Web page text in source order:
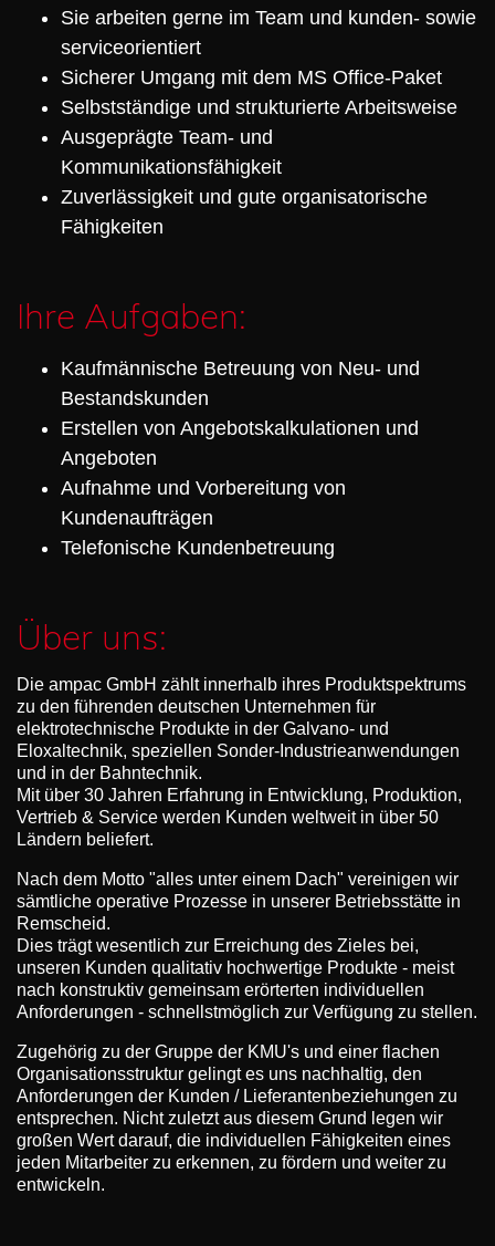
Sie arbeiten gerne im Team und kunden- sowie
serviceorientiert
Sicherer Umgang mit dem MS Office-Paket
Selbstständige und strukturierte Arbeitsweise
Ausgeprägte Team- und
Kommunikationsfähigkeit
Zuverlässigkeit und gute organisatorische
Fähigkeiten
Ihre Aufgaben:
Kaufmännische Betreuung von Neu- und
Bestandskunden
Erstellen von Angebotskalkulationen und
Angeboten
Aufnahme und Vorbereitung von
Kundenaufträgen
Telefonische Kundenbetreuung
Über uns:
Die ampac GmbH zählt innerhalb ihres Produktspektrums
zu den führenden deutschen Unternehmen für
elektrotechnische Produkte in der Galvano- und
Eloxaltechnik, speziellen Sonder-Industrieanwendungen
und in der Bahntechnik.
Mit über 30 Jahren Erfahrung in Entwicklung, Produktion,
Vertrieb & Service werden Kunden weltweit in über 50
Ländern beliefert.
Nach dem Motto "alles unter einem Dach" vereinigen wir
sämtliche operative Prozesse in unserer Betriebsstätte in
Remscheid.
Dies trägt wesentlich zur Erreichung des Zieles bei,
unseren Kunden qualitativ hochwertige Produkte - meist
nach konstruktiv gemeinsam erörterten individuellen
Anforderungen - schnellstmöglich zur Verfügung zu stellen.
Zugehörig zu der Gruppe der KMU's und einer flachen
Organisationsstruktur gelingt es uns nachhaltig, den
Anforderungen der Kunden / Lieferantenbeziehungen zu
entsprechen. Nicht zuletzt aus diesem Grund legen wir
großen Wert darauf, die individuellen Fähigkeiten eines
jeden Mitarbeiter zu erkennen, zu fördern und weiter zu
entwickeln.